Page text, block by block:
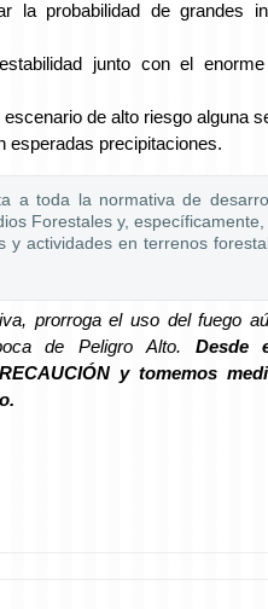
la probabilidad de grandes
junto con el
de alto riesgo alguna
esperadas precipitaciones.
a toda la normativa de
Forestales y,
y actividades en terrenos
prorroga el uso del fuego
de Peligro Alto. Desde
y tomemos